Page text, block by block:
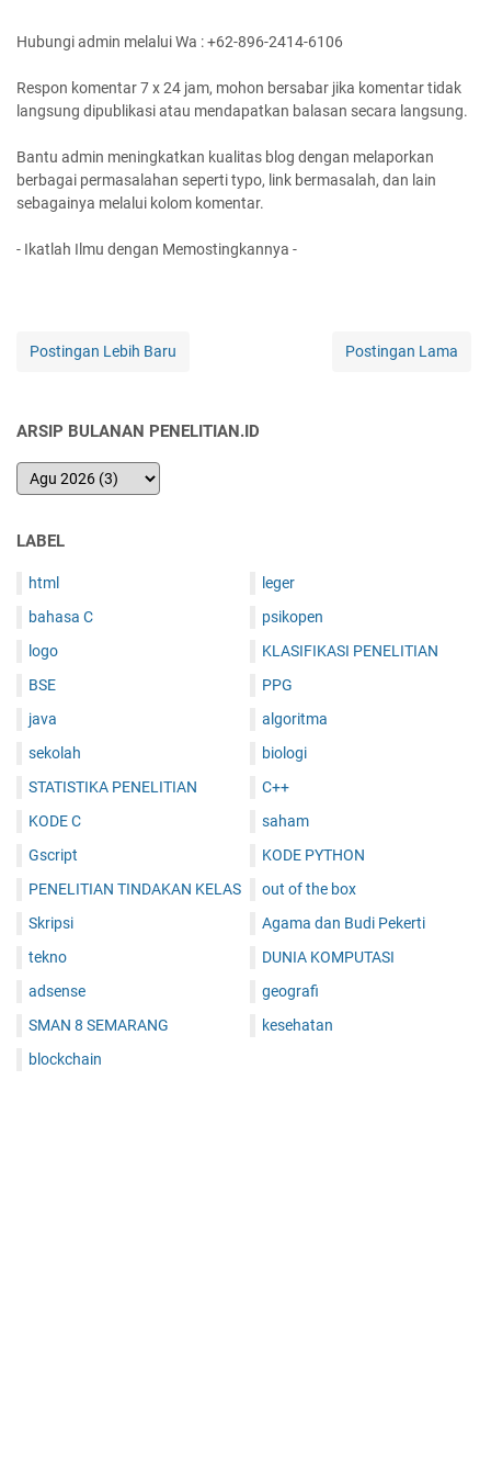
Hubungi admin melalui Wa : +62-896-2414-6106
Respon komentar 7 x 24 jam, mohon bersabar jika komentar tidak
langsung dipublikasi atau mendapatkan balasan secara langsung.
Bantu admin meningkatkan kualitas blog dengan melaporkan
berbagai permasalahan seperti typo, link bermasalah, dan lain
sebagainya melalui kolom komentar.
- Ikatlah Ilmu dengan Memostingkannya -
Postingan Lebih Baru Postingan Lama
ARSIP BULANAN PENELITIAN.ID
LABEL
html
bahasa C
logo
BSE
java
sekolah
STATISTIKA PENELITIAN
KODE C
Gscript
PENELITIAN TINDAKAN KELAS
Skripsi
tekno
adsense
SMAN 8 SEMARANG
blockchain
leger
psikopen
KLASIFIKASI PENELITIAN
PPG
algoritma
biologi
C++
saham
KODE PYTHON
out of the box
Agama dan Budi Pekerti
DUNIA KOMPUTASI
geografi
kesehatan